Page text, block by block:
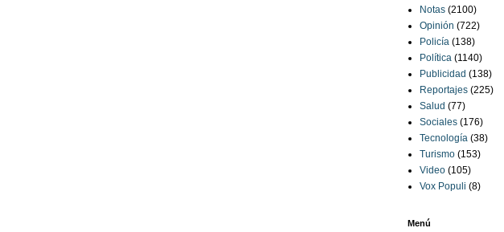
Notas (2100)
Opinión (722)
Policía (138)
Política (1140)
Publicidad (138)
Reportajes (225)
Salud (77)
Sociales (176)
Tecnología (38)
Turismo (153)
Video (105)
Vox Populi (8)
Menú